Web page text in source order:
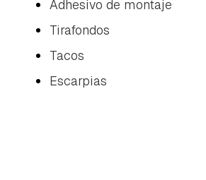
Adhesivo de montaje
Tirafondos
Tacos
Escarpias